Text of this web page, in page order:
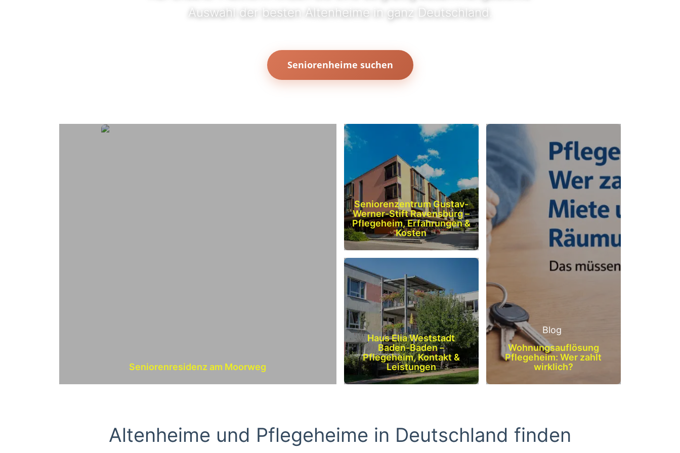
Auswahl der besten Altenheime in ganz Deutschland.
Seniorenheime suchen
Seniorenresidenz am Moorweg
Seniorenzentrum Gustav-
Werner-Stift Ravensburg –
Pflegeheim, Erfahrungen &
Kosten
Haus Elia Weststadt
Baden-Baden –
Pflegeheim, Kontakt &
Leistungen
Blog
Wohnungsauflösung
Pflegeheim: Wer zahlt
wirklich?
Altenheime und Pflegeheime in Deutschland finden